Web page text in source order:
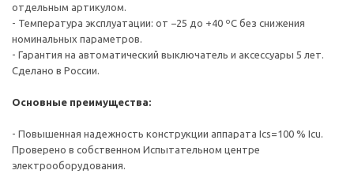
отдельным артикулом.
- Температура эксплуатации: от −25 до +40 ºС без снижения
номинальных параметров.
- Гарантия на автоматический выключатель и аксессуары 5 лет.
Сделано в России.
Основные преимущества:
- Повышенная надежность конструкции аппарата Ics=100 % Icu.
Проверено в собственном Испытательном центре
электрооборудования.